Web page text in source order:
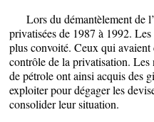
Lors du démantèlement de
privatisées de 1987 à 1992.
plus convoité. Ceux qui
contrôle de la privatisation. Les
de pétrole ont ainsi acquis des
exploiter pour dégager les
consolider leur situation.